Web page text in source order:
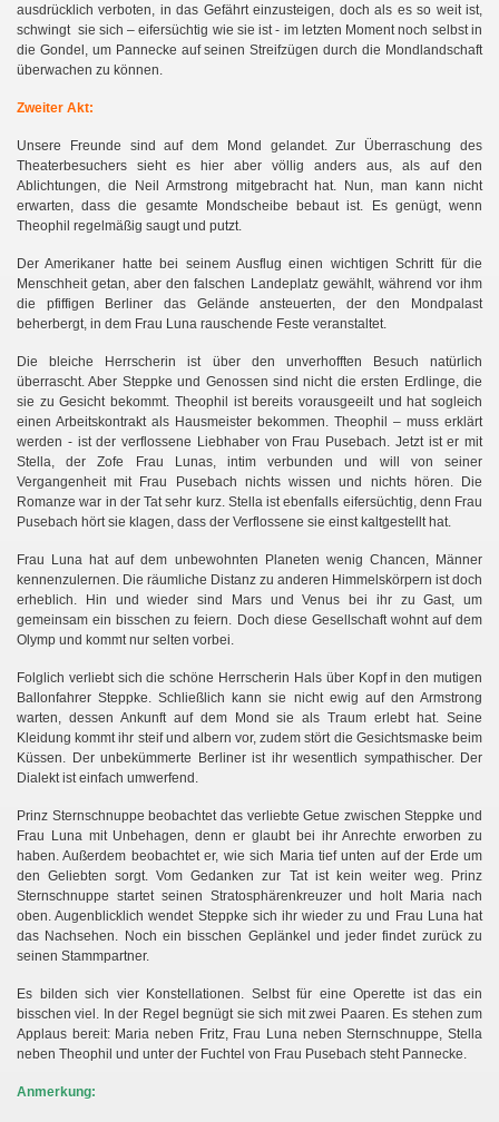
ausdrücklich verboten, in das Gefährt einzusteigen, doch als es so weit ist,
schwingt sie sich – eifersüchtig wie sie ist - im letzten Moment noch selbst in
die Gondel, um Pannecke auf seinen Streifzügen durch die Mondlandschaft
überwachen zu können.
Zweiter Akt:
Unsere Freunde sind auf dem Mond gelandet. Zur Überraschung des
Theaterbesuchers sieht es hier aber völlig anders aus, als auf den
Ablichtungen, die Neil Armstrong mitgebracht hat. Nun, man kann nicht
erwarten, dass die gesamte Mondscheibe bebaut ist. Es genügt, wenn
Theophil regelmäßig saugt und putzt.
Der Amerikaner hatte bei seinem Ausflug einen wichtigen Schritt für die
Menschheit getan, aber den falschen Landeplatz gewählt, während vor ihm
die pfiffigen Berliner das Gelände ansteuerten, der den Mondpalast
beherbergt, in dem Frau Luna rauschende Feste veranstaltet.
Die bleiche Herrscherin ist über den unverhofften Besuch natürlich
überrascht. Aber Steppke und Genossen sind nicht die ersten Erdlinge, die
sie zu Gesicht bekommt. Theophil ist bereits vorausgeeilt und hat sogleich
einen Arbeitskontrakt als Hausmeister bekommen. Theophil – muss erklärt
werden - ist der verflossene Liebhaber von Frau Pusebach. Jetzt ist er mit
Stella, der Zofe Frau Lunas, intim verbunden und will von seiner
Vergangenheit mit Frau Pusebach nichts wissen und nichts hören. Die
Romanze war in der Tat sehr kurz. Stella ist ebenfalls eifersüchtig, denn Frau
Pusebach hört sie klagen, dass der Verflossene sie einst kaltgestellt hat.
Frau Luna hat auf dem unbewohnten Planeten wenig Chancen, Männer
kennenzulernen. Die räumliche Distanz zu anderen Himmelskörpern ist doch
erheblich. Hin und wieder sind Mars und Venus bei ihr zu Gast, um
gemeinsam ein bisschen zu feiern. Doch diese Gesellschaft wohnt auf dem
Olymp und kommt nur selten vorbei.
Folglich verliebt sich die schöne Herrscherin Hals über Kopf in den mutigen
Ballonfahrer Steppke. Schließlich kann sie nicht ewig auf den Armstrong
warten, dessen Ankunft auf dem Mond sie als Traum erlebt hat. Seine
Kleidung kommt ihr steif und albern vor, zudem stört die Gesichtsmaske beim
Küssen. Der unbekümmerte Berliner ist ihr wesentlich sympathischer. Der
Dialekt ist einfach umwerfend.
Prinz Sternschnuppe beobachtet das verliebte Getue zwischen Steppke und
Frau Luna mit Unbehagen, denn er glaubt bei ihr Anrechte erworben zu
haben. Außerdem beobachtet er, wie sich Maria tief unten auf der Erde um
den Geliebten sorgt. Vom Gedanken zur Tat ist kein weiter weg. Prinz
Sternschnuppe startet seinen Stratosphärenkreuzer und holt Maria nach
oben. Augenblicklich wendet Steppke sich ihr wieder zu und Frau Luna hat
das Nachsehen. Noch ein bisschen Geplänkel und jeder findet zurück zu
seinen Stammpartner.
Es bilden sich vier Konstellationen. Selbst für eine Operette ist das ein
bisschen viel. In der Regel begnügt sie sich mit zwei Paaren. Es stehen zum
Applaus bereit: Maria neben Fritz, Frau Luna neben Sternschnuppe, Stella
neben Theophil und unter der Fuchtel von Frau Pusebach steht Pannecke.
Anmerkung: